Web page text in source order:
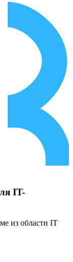
IT-
из области IT